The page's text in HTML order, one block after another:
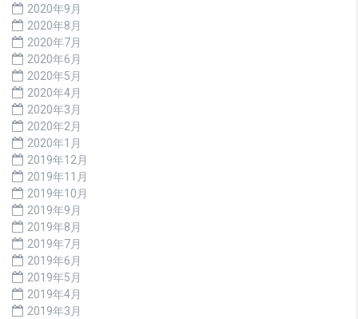
2020年9月
2020年8月
2020年7月
2020年6月
2020年5月
2020年4月
2020年3月
2020年2月
2020年1月
2019年12月
2019年11月
2019年10月
2019年9月
2019年8月
2019年7月
2019年6月
2019年5月
2019年4月
2019年3月